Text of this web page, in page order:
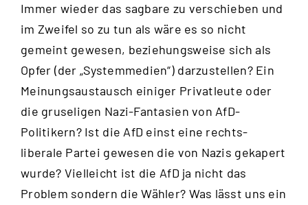
Immer wieder das sagbare zu verschieben und
im Zweifel so zu tun als wäre es so nicht
gemeint gewesen, beziehungsweise sich als
Opfer (der „Systemmedien“) darzustellen? Ein
Meinungsaustausch einiger Privatleute oder
die gruseligen Nazi-Fantasien von AfD-
Politikern? Ist die AfD einst eine rechts-
liberale Partei gewesen die von Nazis gekapert
wurde? Vielleicht ist die AfD ja nicht das
Problem sondern die Wähler? Was lässt uns ein